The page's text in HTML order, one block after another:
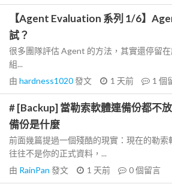
【Agent Evaluation 系列 1/6】
試？
很多團隊評估 Agent 的方法，其實還停留
組...
由 hardness1020發文 1 天前 1 個
# [Backup] 當勒索軟體連備份都不
備份是什麼
前面幾篇提過一個殘酷的現實：現在的勒索
往往不是你的正式資料，...
由 RainPan 發文 1 天前 0個留言